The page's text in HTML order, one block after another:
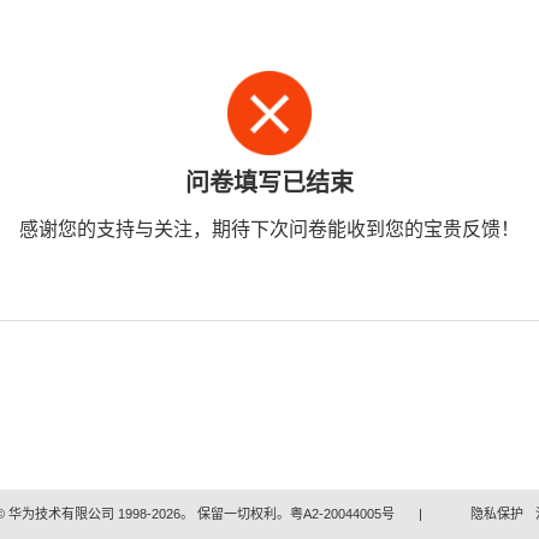
问卷填写已结束
感谢您的支持与关注，期待下次问卷能收到您的宝贵反馈！
华为技术有限公司 1998-2026。 保留一切权利。粤A2-20044005号 | 隐私保护